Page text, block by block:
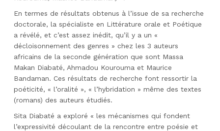
En termes de résultats obtenus à l’issue de sa recherche
doctorale, la spécialiste en Littérature orale et Poétique
a révélé, et c’est assez inédit, qu’il y a un «
décloisonnement des genres » chez les 3 auteurs
africains de la seconde génération que sont Massa
Makan Diabaté, Ahmadou Kourouma et Maurice
Bandaman. Ces résultats de recherche font ressortir la
poéticité, « l’oralité », « l’hybridation » même des textes
(romans) des auteurs étudiés.
Sita Diabaté a exploré « les mécanismes qui fondent
l’expressivité découlant de la rencontre entre poésie et